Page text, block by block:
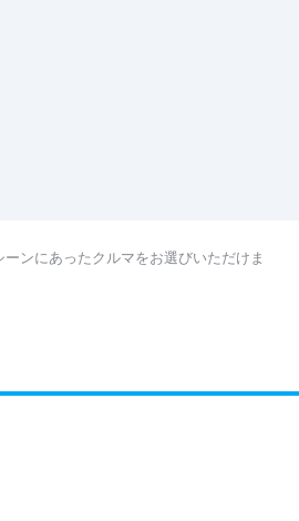
ンにあったクルマをお選びいただけま